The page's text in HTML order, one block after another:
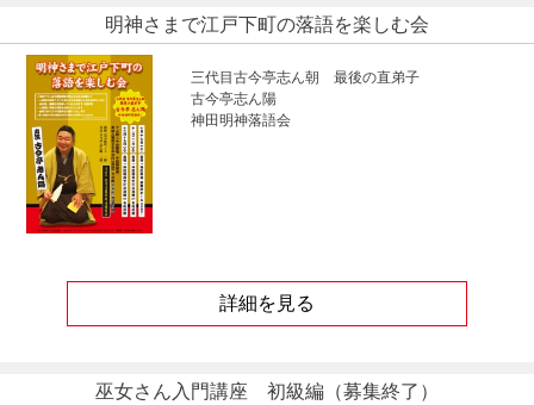
明神さまで江戸下町の落語を楽しむ会
三代目古今亭志ん朝 最後の直弟子
古今亭志ん陽
神田明神落語会
詳細を見る
巫女さん入門講座 初級編（募集終了）